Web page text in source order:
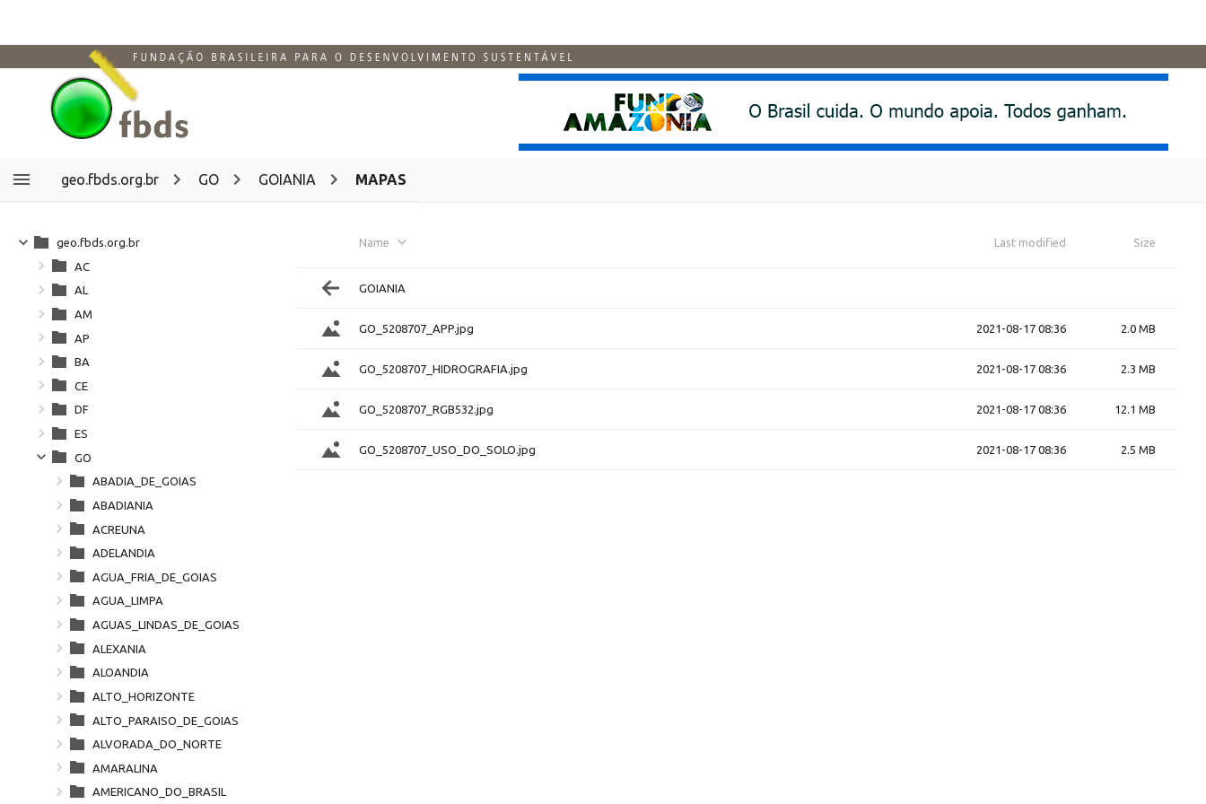
geo.fbds.org.br GO GOIANIA MAPAS
Name Last modified Size
GOIANIA
GO_5208707_APP.jpg 2021-08-17 08:36 2.0 MB
GO_5208707_HIDROGRAFIA.jpg 2021-08-17 08:36 2.3 MB
GO_5208707_RGB532.jpg 2021-08-17 08:36 12.1 MB
GO_5208707_USO_DO_SOLO.jpg 2021-08-17 08:36 2.5 MB
geo.fbds.org.br
AC
AL
AM
AP
BA
CE
DF
ES
GO
ABADIA_DE_GOIAS
ABADIANIA
ACREUNA
ADELANDIA
AGUA_FRIA_DE_GOIAS
AGUA_LIMPA
AGUAS_LINDAS_DE_GOIAS
ALEXANIA
ALOANDIA
ALTO_HORIZONTE
ALTO_PARAISO_DE_GOIAS
ALVORADA_DO_NORTE
AMARALINA
AMERICANO_DO_BRASIL